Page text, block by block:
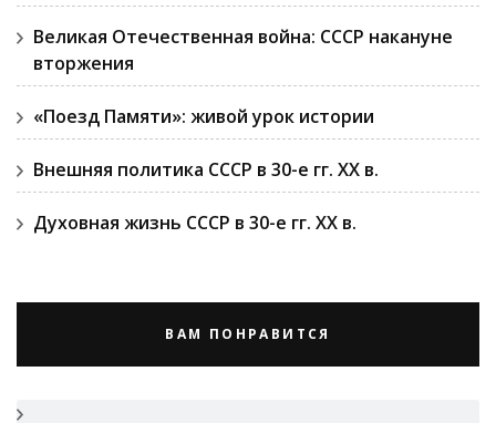
Великая Отечественная война: СССР накануне
вторжения
«Поезд Памяти»: живой урок истории
Внешняя политика СССР в 30-е гг. ХХ в.
Духовная жизнь СССР в 30-е гг. ХХ в.
ВАМ ПОНРАВИТСЯ